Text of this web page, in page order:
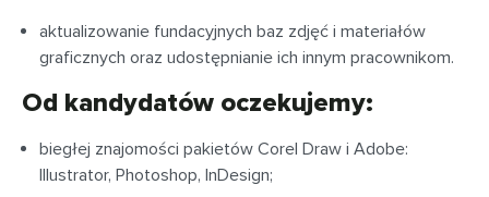
aktualizowanie fundacyjnych baz zdjęć i materiałów
graficznych oraz udostępnianie ich innym pracownikom.
Od kandydatów oczekujemy:
biegłej znajomości pakietów Corel Draw i Adobe:
Illustrator, Photoshop, InDesign;